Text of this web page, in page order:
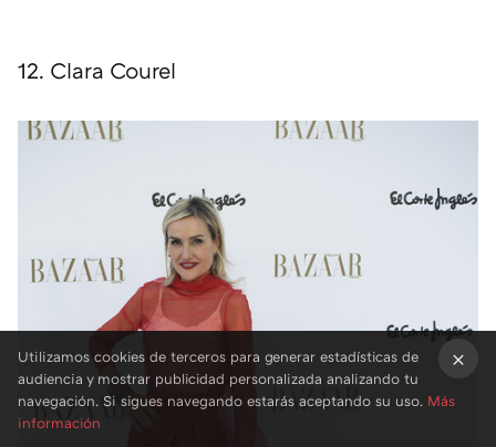
12. Clara Courel
Utilizamos cookies de terceros para generar estadísticas de
audiencia y mostrar publicidad personalizada analizando tu
navegación. Si sigues navegando estarás aceptando su uso. Más
información